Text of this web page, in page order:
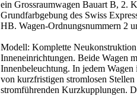
ein Grossraumwagen Bauart B, 2.
Grundfarbgebung des Swiss
HB. Wagen-Ordnungsnummern 2
Modell: Komplette
Inneneinrichtungen. Beide Wagen
Innenbeleuchtung. In jedem
von kurzfristigen stromlosen
stromführenden Kurzkupplungen.